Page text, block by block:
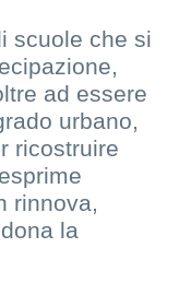
scuole che si
ad essere
urbano,
ricostruire
rinnova,
la